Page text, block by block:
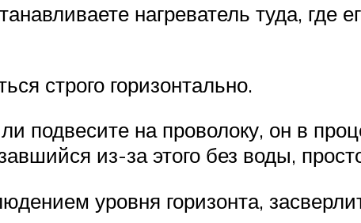
нагреватель туда, где
строго горизонтально.
подвесите на проволоку, он в
из-за этого без воды,
уровня горизонта,